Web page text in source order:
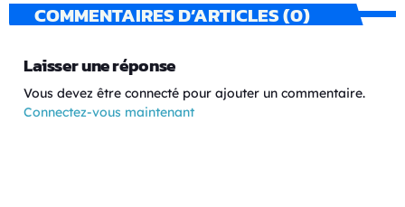
COMMENTAIRES D’ARTICLES (0)
Laisser une réponse
Vous devez être connecté pour ajouter un commentaire.
Connectez-vous maintenant